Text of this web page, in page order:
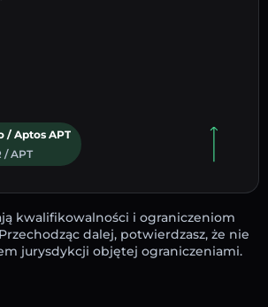
/ Aptos APT
/ APT
kwalifikowalności i ograniczeniom
dalej, potwierdzasz, że nie
jurysdykcji objętej ograniczeniami.